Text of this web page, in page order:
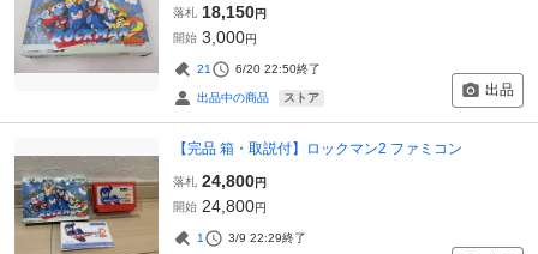
落札 18,150円
開始 3,000円
21 6/20 22:50終了
出品中の商品 ストア 出品
【完品 箱・取説付】ロックマン2 ファミコン
落札 24,800円
開始 24,800円
1 3/9 22:29終了